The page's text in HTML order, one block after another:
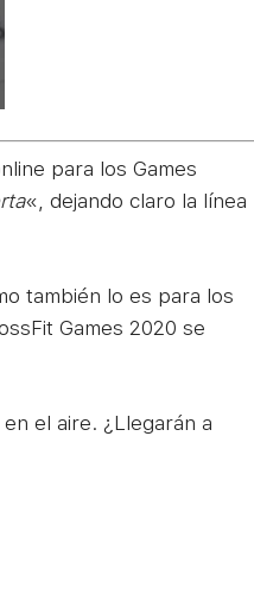
para los Games
«, dejando claro la línea
también lo es para los
Games 2020 se
el aire. ¿Llegarán a